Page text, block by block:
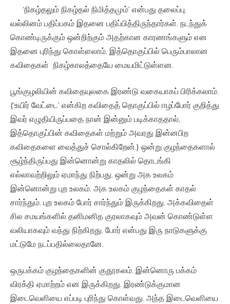
‘நிகழ்தலும் நிகழ்தல் நிமித்தமும்’ என்பது தலைப்பு.
வல்லினம் பதிப்பகம் இதனை பதிப்பித்திருந்தார்கள். நடந்துக்
கொண்டிருக்கும் ஒன்றிற்கும் அதற்கான காரணங்களும் என
இதனை புரிந்து கொள்ளலாம். இத்தொகுப்பில் பெரும்பாலான
கவிதைகள் நிகழ்காலத்தையே மையமிட்டுள்ளன.
பூங்குழலியின் கவிதையுலகை இரண்டு வகையாகப் பிரிக்கலாம்.
(‘உயிர் வேட்டை’ என்கிற கவிதைத் தொகுப்பில் ஈழப்போர் குறித்து
இவர் எழுதியிருப்பதை நான் இன்னும் படிக்காததால்,
இத்தொகுப்பின் கவிதைகள் மற்றும் அவரது இன்னபிற
கவிதைகளை வைத்துச் சொல்கிறேன்.) ஒன்று குழந்தைகளால்
சூழ்ந்திருப்பது இன்னொன்று காதலில் தொடங்கி
எல்லாவற்றிலும் ஏமாந்து நிற்பது. ஒன்று அக உலகம்
இன்னொன்று புற உலகம். அக உலகம் குழந்தைகள் காதல்
சார்ந்தும். புற உலகம் போர் சார்ந்தும் இருக்கிறது. அக்கவிதைள்
சில சமயங்களில் தனிமனித குரலாகவும் அவன் கொண்டுள்ள
வலியாகவும் வந்து நிற்கிறது. போர் என்பது இரு நாடுகளுக்கு
மட்டுமே நடப்பதில்லைதானே.
ஒருபக்கம் குழந்தைகளின் குதூகலம். இன்னொரு பக்கம்
விரக்தி ஏமாற்றம் என இருக்கிறது. இரண்டுக்குமான
இடைவெளியை எப்படி புரிந்து கொள்வது. அந்த இடைவெளியை